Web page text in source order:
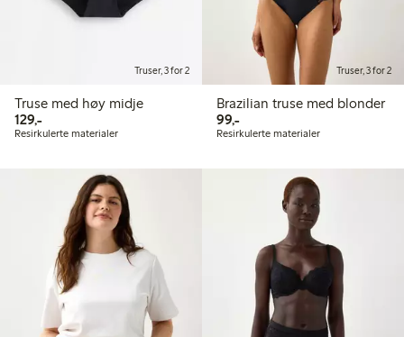
Truser, 3 for 2
Truse med høy midje
129,-129,00 kr
Resirkulerte materialer
Truser, 3 for 2
Brazilian truse med blonder
99,-99,00 kr
Resirkulerte materialer